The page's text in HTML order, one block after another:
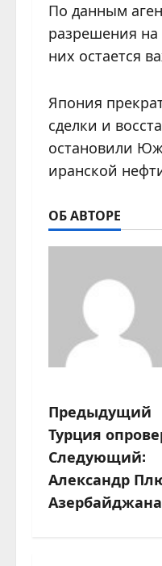
По данным
разрешения на
них остается
Япония
сделки и
остановили
иранской
ОБ АВТОРЕ
Н
а
в
и
Предыдущий
Турция
Следующий:
Александр
Азербайджана